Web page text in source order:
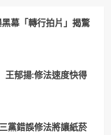
幕「轉行拍片」揭驚
郁揚:修法速度快得
黨錯誤修法將讓紙菸